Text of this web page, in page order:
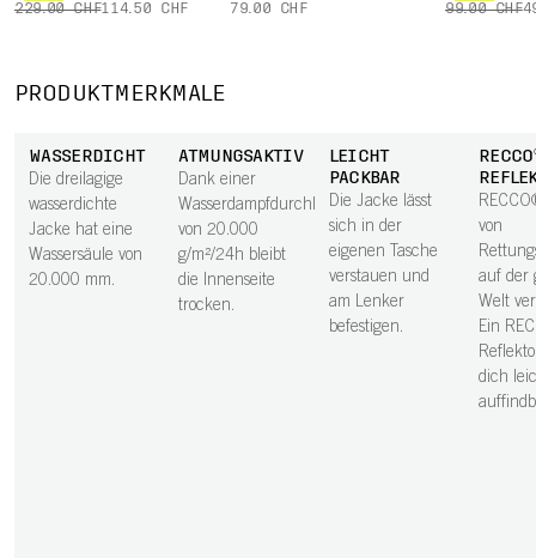
229.00 CHF114.50 CHF
79.00 CHF
99.00 CHF
PRODUKTMERKMALE
WASSERDICHT
Die dreilagige
wasserdichte
Jacke hat eine
Wassersäule von
20.000 mm.
ATMUNGSAKTIV
Dank einer
Wasserdampfdurchlässigkeit
von 20.000
g/m²/24h bleibt
die Innenseite
trocken.
LEICHT
PACKBAR
Die Jacke lässt
sich in der
eigenen Tasche
verstauen und
am Lenker
befestigen.
von
auf der
Welt
Ein
dich